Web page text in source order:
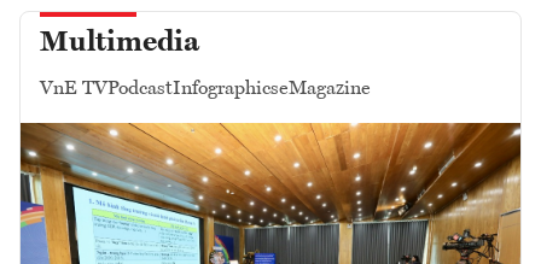
Multimedia
VnE TVPodcastInfographicseMagazine